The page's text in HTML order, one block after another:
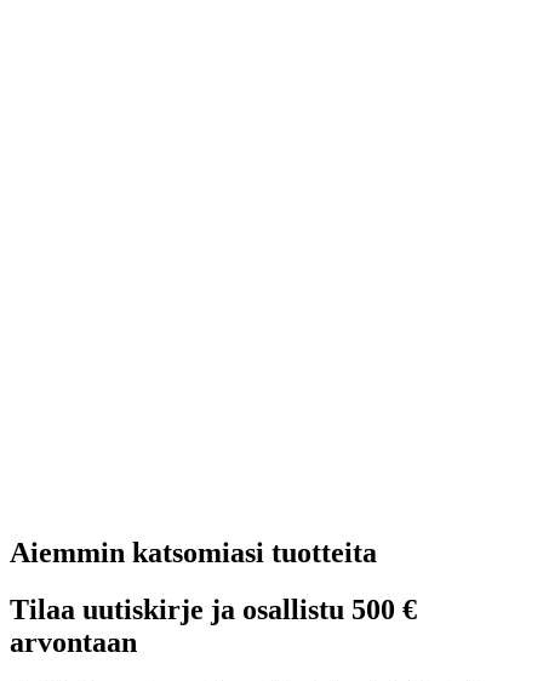
Aiemmin katsomiasi tuotteita
Tilaa uutiskirje ja osallistu 500 €
arvontaan